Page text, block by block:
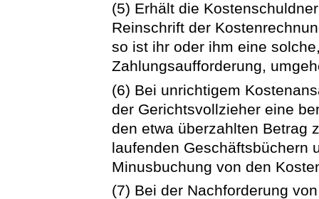
(5) Erhält die
Reinschrift der
so ist ihr oder ihm eine
Zahlungsaufforderung,
(6) Bei unrichtigem
der Gerichtsvollzieher eine
den etwa überzahlten Betrag
laufenden Geschäftsbüchern
Minusbuchung von den
(7) Bei der Nachforderung